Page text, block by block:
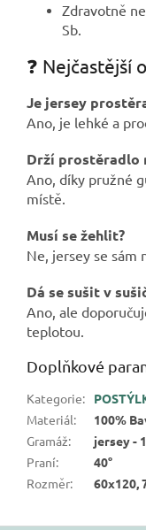
Zdravotně
Sb.
❓ Nejčastější
Je jersey
Ano, je lehké a
Drží prostěradlo
Ano, díky pružné
místě.
Musí se žehlit?
Ne, jersey se sám
Dá se sušit v
Ano, ale
teplotou.
Doplňkové
Kategorie:
Materiál:
100%
Gramáž:
jersey -
Praní:
40°
Rozměr: 60x120,